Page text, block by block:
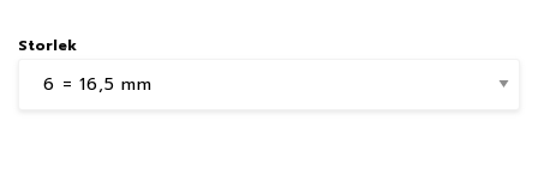
Storlek